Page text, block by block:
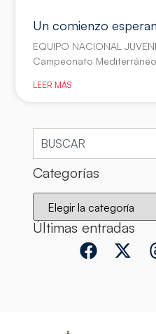
Un comienzo
EQUIPO NACIONAL
Campeonato Mediterráneo
LEER MÁS
Categorías
Últimas entradas